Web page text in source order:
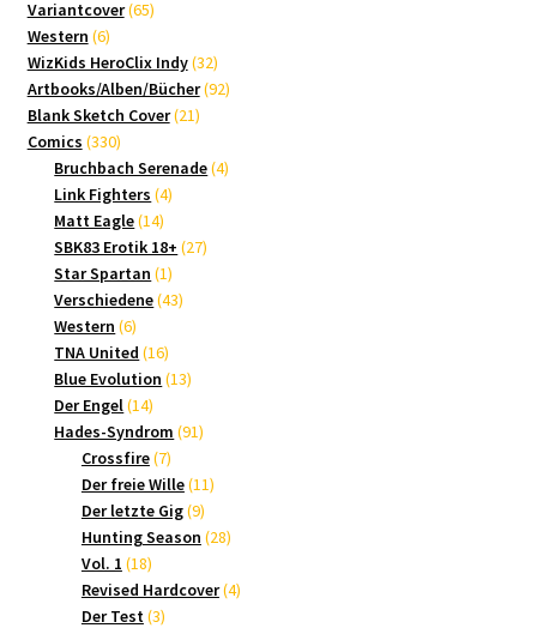
Variantcover 6565
Western 66
Produkte
WizKids HeroClix Indy 3232
Produkte
Artbooks/Alben/Bücher 9292
Blank Sketch Cover 2121
Comics 330330
Produkte
Bruchbach Serenade 44
Link Fighters 44
Matt Eagle 1414
Produkte
SBK83 Erotik 18+ 2727
Star Spartan 11
Produkt
Verschiedene 4343
Western 66
Produkte
TNA United 1616
Produkte
Blue Evolution 1313
Der Engel 1414
Produkte
Hades-Syndrom 9191
Crossfire 77
Produkte
Der freie Wille 1111
Der letzte Gig 99
Produkte
Hunting Season 2828
Vol. 1 1818
Produkte
Revised Hardcover 44
Der Test 33